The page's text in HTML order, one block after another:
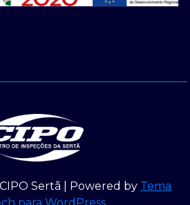
Sertã | Powered by Tema